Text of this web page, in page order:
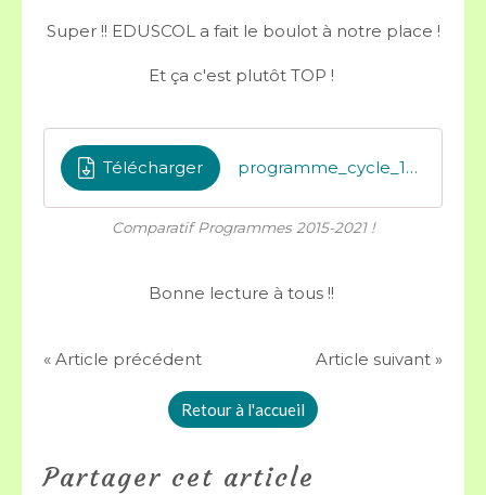
Super !! EDUSCOL a fait le boulot à notre place !
Et ça c'est plutôt TOP !
Télécharger programme_cycle_1_comparatif_2021
Comparatif Programmes 2015-2021 !
Bonne lecture à tous !!
« Article précédent Article suivant »
Retour à l'accueil
Partager cet article